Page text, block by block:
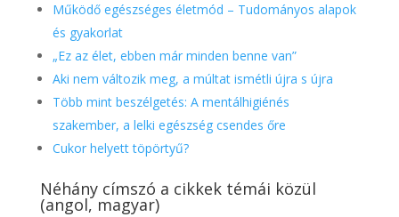
Működő egészséges életmód – Tudományos alapok
és gyakorlat
„Ez az élet, ebben már minden benne van”
Aki nem változik meg, a múltat ismétli újra s újra
Több mint beszélgetés: A mentálhigiénés
szakember, a lelki egészség csendes őre
Cukor helyett töpörtyű?
Néhány címszó a cikkek témái közül
(angol, magyar)